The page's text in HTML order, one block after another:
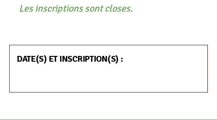
Les inscriptions sont closes.
DATE(S) ET INSCRIPTION(S) :